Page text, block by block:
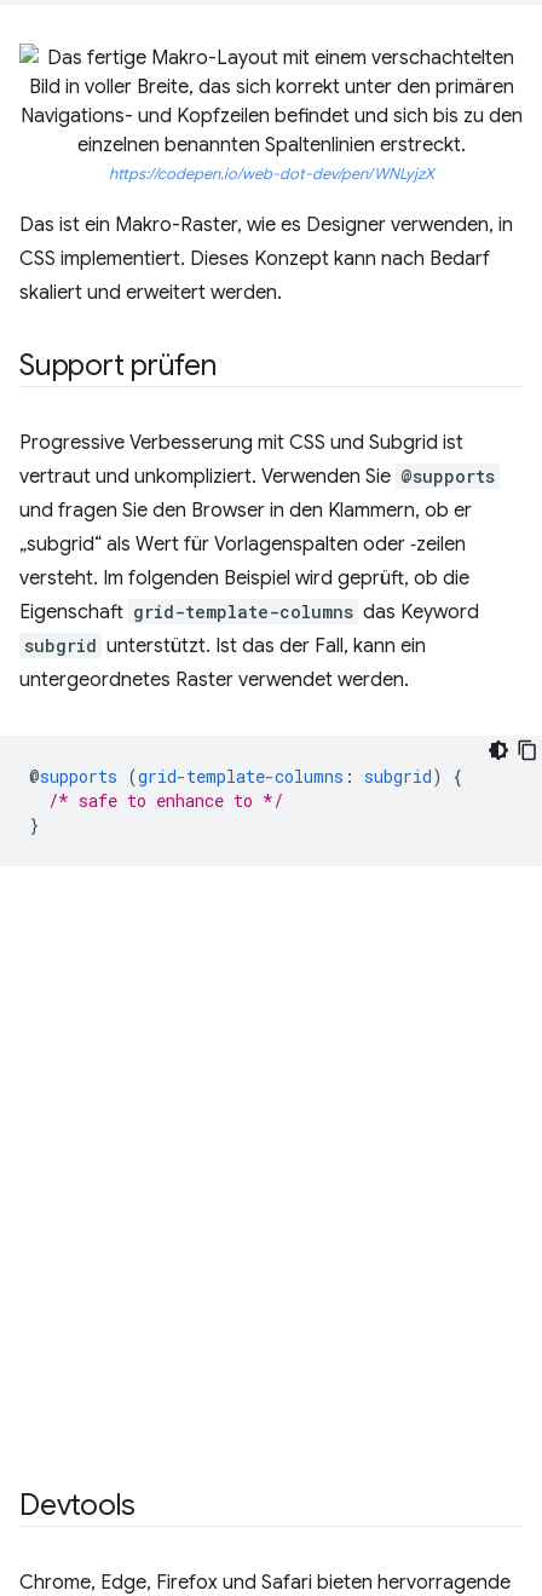
https://codepen.io/web-dot-dev/pen/WNLyjzX
Das ist ein Makro-Raster, wie es Designer verwenden, in
CSS implementiert. Dieses Konzept kann nach Bedarf
skaliert und erweitert werden.
Support prüfen
Progressive Verbesserung mit CSS und Subgrid ist
vertraut und unkompliziert. Verwenden Sie @supports
und fragen Sie den Browser in den Klammern, ob er
„subgrid“ als Wert für Vorlagenspalten oder ‑zeilen
versteht. Im folgenden Beispiel wird geprüft, ob die
Eigenschaft grid-template-columns das Keyword
subgrid unterstützt. Ist das der Fall, kann ein
untergeordnetes Raster verwendet werden.
@supports (grid-template-columns : subgrid)
{
/* safe to enhance to */
}
Devtools
Chrome, Edge, Firefox und Safari bieten hervorragende